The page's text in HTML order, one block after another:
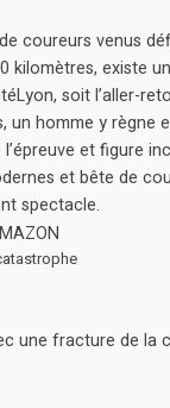
coureurs venus
kilomètres, existe
soit l’aller-
un homme y règne
et figure
et bête de
spectacle.
une fracture de la